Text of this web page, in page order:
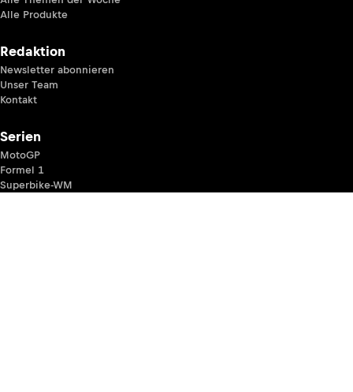
Alle Produkte
Redaktion
Newsletter abonnieren
Unser Team
Kontakt
Serien
MotoGP
Formel 1
Superbike-WM